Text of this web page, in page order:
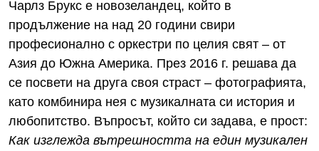
Чарлз Брукс е новозеландец, който в
продължение на над 20 години свири
професионално с оркестри по целия свят – от
Азия до Южна Америка. През 2016 г. решава да
се посвети на друга своя страст – фотографията,
като комбинира нея с музикалната си история и
любопитство. Въпросът, който си задава, е прост:
Как изглежда вътрешността на един музикален